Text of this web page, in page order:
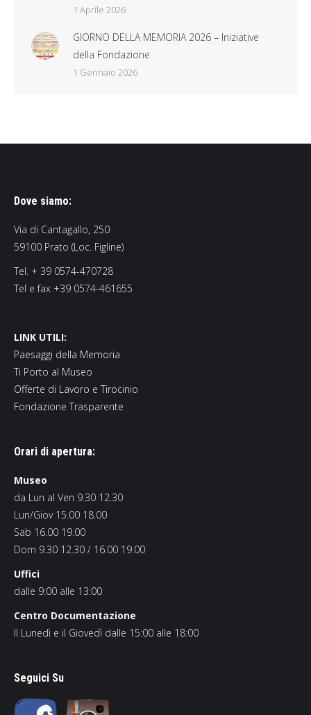
1 Aprile 2026
GIORNO DELLA MEMORIA 2026 – Iniziative
della Fondazione
1 Gennaio 2026
Dove siamo:
Via di Cantagallo, 250
59100 Prato (Loc. Figline)
Tel. + 39 0574-470728
Tel e fax +39 0574-461655
LINK UTILI:
Paesaggi della Memoria
Ti Porto al Museo
Offerte di Lavoro e Tirocinio
Fondazione Trasparente
Orari di apertura:
Museo
da Lun al Ven 9.30 12.30
Lun/Giov 15.00 18.00
Sab 16.00 19.00
Dom 9.30 12.30 / 16.00 19.00
Uffici
dalle 9:00 alle 13:00
Centro Documentazione
Il Lunedì e il Giovedì dalle 15:00 alle 18:00
Seguici Su